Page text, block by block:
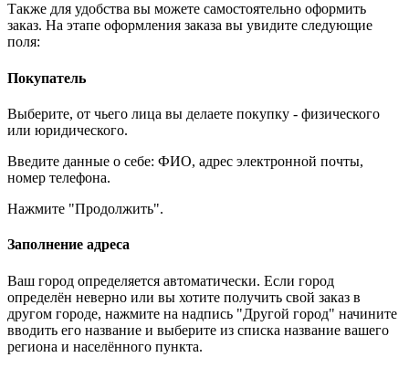
Также для удобства вы можете самостоятельно оформить
заказ. На этапе оформления заказа вы увидите следующие
поля:
Покупатель
Выберите, от чьего лица вы делаете покупку - физического
или юридического.
Введите данные о себе: ФИО, адрес электронной почты,
номер телефона.
Нажмите "Продолжить".
Заполнение адреса
Ваш город определяется автоматически. Если город
определён неверно или вы хотите получить свой заказ в
другом городе, нажмите на надпись "Другой город" начините
вводить его название и выберите из списка название вашего
региона и населённого пункта.